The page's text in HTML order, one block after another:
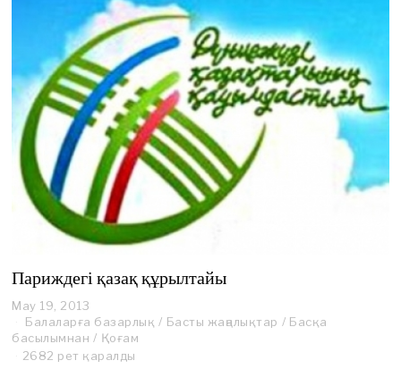
Париждегі қазақ құрылтайы
May 19, 2013
Балаларға базарлық / Басты жаңалықтар / Басқа
басылымнан / Қоғам
2682 рет қаралды